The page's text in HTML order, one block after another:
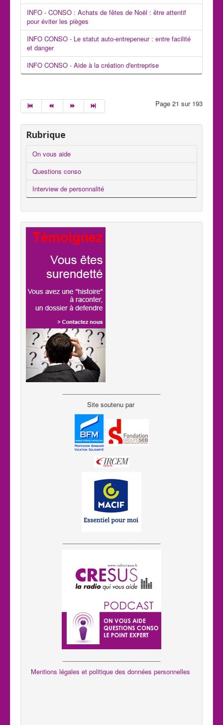
INFO - CONSO : Achats de fêtes de Noël : être attentif
pour éviter les pièges
INFO CONSO - Le statut auto-entrepeneur : entre facilité
et danger
INFO CONSO - Aide à la création d'entreprise
Page 21 sur 193
Rubrique
On vous aide
Questions conso
Interview de personnalité
Site soutenu par
Mentions légales et politique des données personnelles